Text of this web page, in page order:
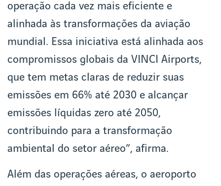
operação cada vez mais eficiente e
alinhada às transformações da aviação
mundial. Essa iniciativa está alinhada aos
compromissos globais da VINCI Airports,
que tem metas claras de reduzir suas
emissões em 66% até 2030 e alcançar
emissões líquidas zero até 2050,
contribuindo para a transformação
ambiental do setor aéreo”, afirma.
Além das operações aéreas, o aeroporto